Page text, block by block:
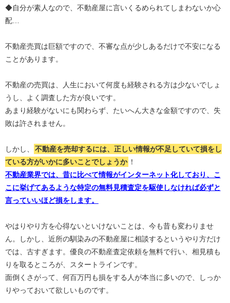
◆自分が素人なので、不動産屋に言いくるめられてしまわないか心
配…
不動産売買は巨額ですので、不審な点が少しあるだけで不安になる
ことがあります。
不動産の売買は、人生において何度も経験される方は少ないでしょ
うし、よく調査した方が良いです。
あまり経験がないにも関わらず、たいへん大きな金額ですので、失
敗は許されません。
しかし、
不動産を売却するには、正しい情報が不足していて損をし
ている方がいかに多いことでしょうか ！
不動産業界では、昔に比べて情報がインターネット化しており、こ
こに挙げてあるような特定の無料見積査定を駆使しなければ必ずと
言っていいほど損をします。
やはりやり方を心得ないといけないことは、今も昔も変わりませ
ん。しかし、近所の馴染みの不動産屋に相談するというやり方だけ
では、古すぎます。優良の不動産査定依頼を無料で行い、相見積も
りを取るところが、スタートラインです。
面倒くさがって、何百万円も損をする人が本当に多いので、しっか
りやっておいて欲しいものです。